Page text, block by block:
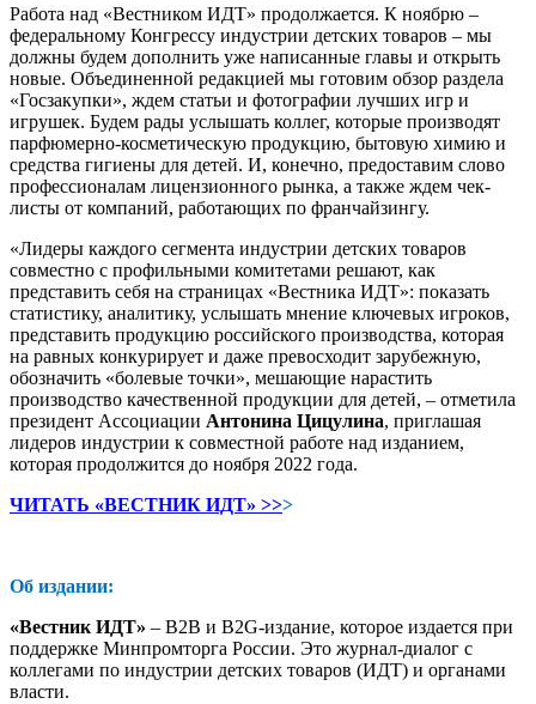
Работа над «Вестником ИДТ» продолжается. К ноябрю –
федеральному Конгрессу индустрии детских товаров – мы
должны будем дополнить уже написанные главы и открыть
новые. Объединенной редакцией мы готовим обзор раздела
«Госзакупки», ждем статьи и фотографии лучших игр и
игрушек. Будем рады услышать коллег, которые производят
парфюмерно-косметическую продукцию, бытовую химию и
средства гигиены для детей. И, конечно, предоставим слово
профессионалам лицензионного рынка, а также ждем чек-
листы от компаний, работающих по франчайзингу.
«Лидеры каждого сегмента индустрии детских товаров
совместно с профильными комитетами решают, как
представить себя на страницах «Вестника ИДТ»: показать
статистику, аналитику, услышать мнение ключевых игроков,
представить продукцию российского производства, которая
на равных конкурирует и даже превосходит зарубежную,
обозначить «болевые точки», мешающие нарастить
производство качественной продукции для детей, – отметила
президент Ассоциации Антонина Цицулина, приглашая
лидеров индустрии к совместной работе над изданием,
которая продолжится до ноября 2022 года.
ЧИТАТЬ «ВЕСТНИК ИДТ» >>>
Об издании:
«Вестник ИДТ» – B2B и B2G-издание, которое издается при
поддержке Минпромторга России. Это журнал-диалог с
коллегами по индустрии детских товаров (ИДТ) и органами
власти.